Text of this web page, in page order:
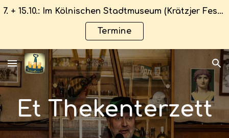
Skip to navigation
7. + 15.10.: Im Kölnischen Stadtmuseum (Krätzjer Fest) / 15.+16.01.2027: Senftöpfchen
Termine
Et Thekenterzett